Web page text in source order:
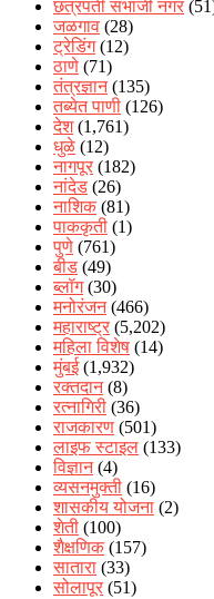
छत्रपती संभाजी नगर
जळगाव (28)
ट्रेडिंग(12)
ठाणे (71)
तंत्रज्ञान(135)
तब्येत पाणी (126)
देश(1,761)
धुळे (12)
नागपूर (182)
नांदेड (26)
नाशिक (81)
पाककृती (1)
पुणे (761)
बीड (49)
ब्लॉग(30)
मनोरंजन(466)
महाराष्ट्र (5,202)
महिला विशेष (14)
मुंबई(1,932)
रक्‍तदान(8)
रत्नागिरी (36)
राजकारण (501)
लाइफ स्टाइल (133)
विज्ञान(4)
व्यसनमुक्ती (16)
शासकीय योजना (2)
शेती (100)
शैक्षणिक (157)
सातारा (33)
सोलापूर (51)